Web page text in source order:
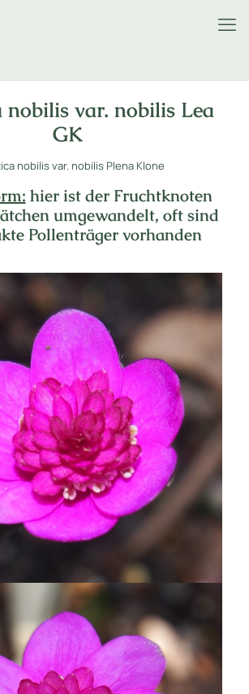
nobilis var. nobilis Lea
GK
nobilis var. nobilis Plena Klone
hier ist der Fruchtknoten
umgewandelt, oft sind
Pollenträger vorhanden